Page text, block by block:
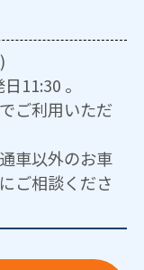
11:30 。
ご利用いただ
車以外のお車
ご相談くださ